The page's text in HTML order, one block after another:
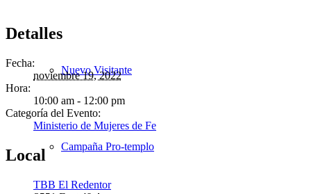
Nuevo Visitante
Campaña Pro-templo
Detalles
Fecha:
noviembre 19, 2022
Hora:
10:00 am - 12:00 pm
Categoría del Evento:
Ministerio de Mujeres de Fe
Local
TBB El Redentor